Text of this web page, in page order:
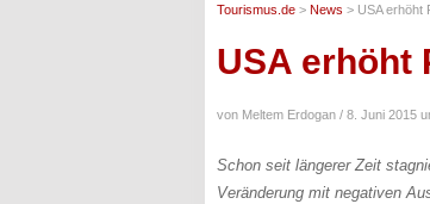
Tourismus.de > News > USA erhöht
USA erhöht
von Meltem Erdogan / 8. Juni 2015
Schon seit längerer Zeit
Veränderung mit negativen